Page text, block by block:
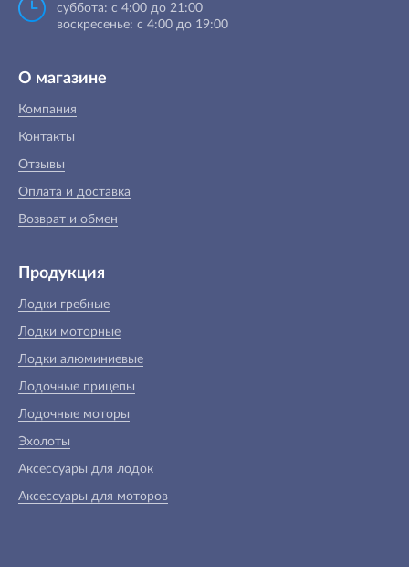
суббота: с 4:00 до 21:00
воскресенье: с 4:00 до 19:00
О магазине
Компания
Контакты
Отзывы
Оплата и доставка
Возврат и обмен
Продукция
Лодки гребные
Лодки моторные
Лодки алюминиевые
Лодочные прицепы
Лодочные моторы
Эхолоты
Аксессуары для лодок
Аксессуары для моторов